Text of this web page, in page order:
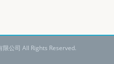
公司 All Rights Reserved.